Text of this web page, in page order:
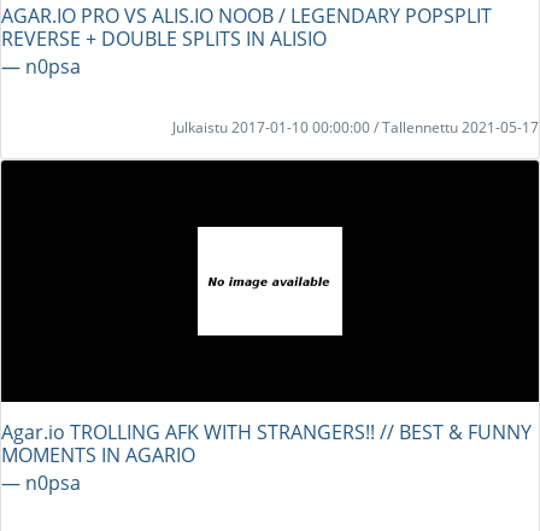
AGAR.IO PRO VS ALIS.IO NOOB / LEGENDARY POPSPLIT
REVERSE + DOUBLE SPLITS IN ALISIO
― n0psa
Julkaistu 2017-01-10 00:00:00 / Tallennettu 2021-05-17
Agar.io TROLLING AFK WITH STRANGERS!! // BEST & FUNNY
MOMENTS IN AGARIO
― n0psa